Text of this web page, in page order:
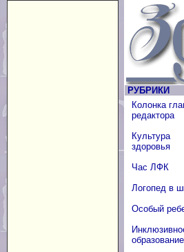
РУБРИКИ
Колонка
редактора
Культура
здоровья
Час ЛФК
Логопед в
Особый
образование